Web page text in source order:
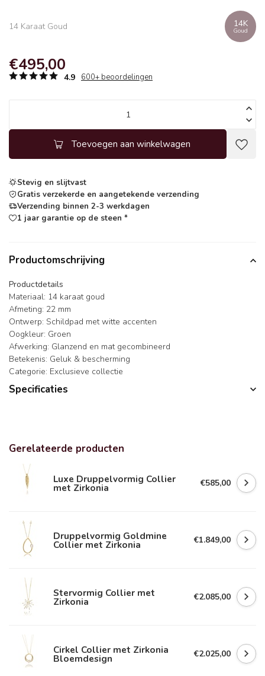
14 Karaat Goud 14K
Goud
€495,00
4.9 600+ beoordelingen
Toevoegen aan winkelwagen
Stevig en slijtvast
Gratis verzekerde en aangetekende verzending
Verzending binnen 2-3 werkdagen
1 jaar garantie op de steen *
Productomschrijving
Productdetails
Materiaal: 14 karaat goud
Afmeting: 22 mm
Ontwerp: Schildpad met witte accenten
Oogkleur: Groen
Afwerking: Glanzend en mat gecombineerd
Betekenis: Geluk & bescherming
Categorie: Exclusieve collectie
Specificaties
Gerelateerde producten
Luxe Druppelvormig Collier
met Zirkonia €585,00
Druppelvormig Goldmine
Collier met Zirkonia €1.849,00
Stervormig Collier met
Zirkonia €2.085,00
Cirkel Collier met Zirkonia
Bloemdesign €2.025,00